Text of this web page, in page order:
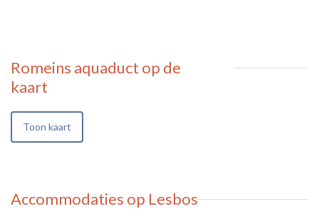
Romeins aquaduct op de
kaart
Toon kaart
Accommodaties op Lesbos